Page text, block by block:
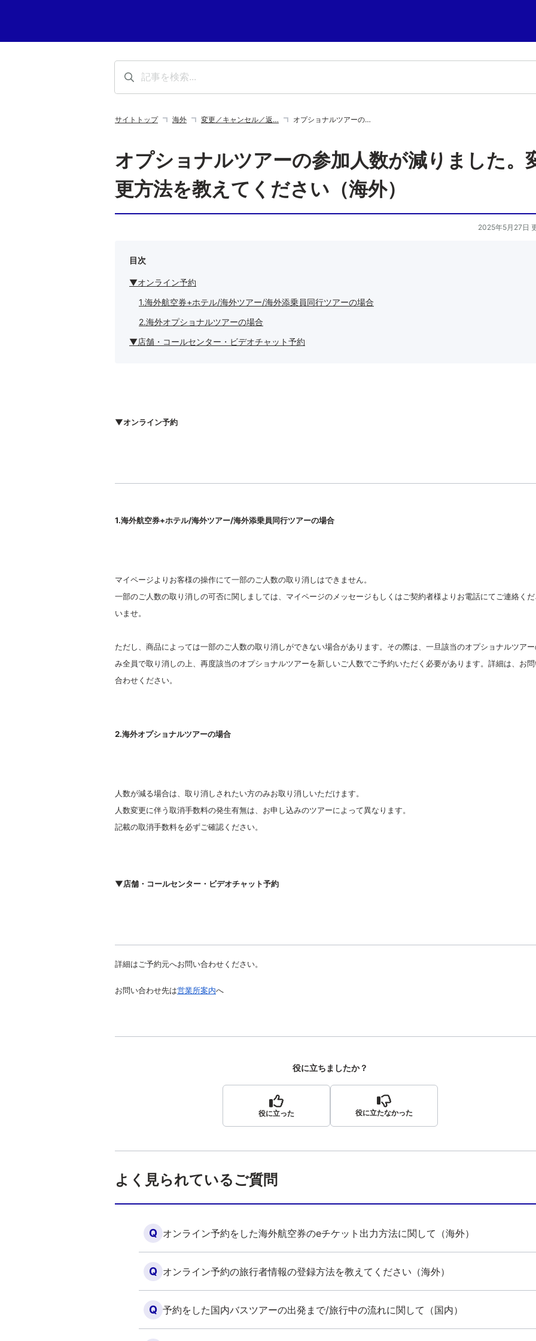
サイトトップ 海外 変更／キャンセル／返… オプショナルツアーの…
オプショナルツアーの参加人数が減りました。
更方法を教えてください（海外）
2025年5月27日
目次
▼オンライン予約
1.海外航空券+ホテル/海外ツアー/海外添乗員同行ツアーの場合
2.海外オプショナルツアーの場合
▼店舗・コールセンター・ビデオチャット予約
▼オンライン予約
1.海外航空券+ホテル/海外ツアー/海外添乗員同行ツアーの場合
マイページよりお客様の操作にて一部のご人数の取り消しはできません。
一部のご人数の取り消しの可否に関しましては、マイページのメッセージもしくはご契約者様よりお電話にてご連絡くだ
いませ。
ただし、商品によっては一部のご人数の取り消しができない場合があります。その際は、一旦該当のオプショナルツア
み全員で取り消しの上、再度該当のオプショナルツアーを新しいご人数でご予約いただく必要があります。詳細は、お
合わせください。
2.海外オプショナルツアーの場合
人数が減る場合は、取り消しされたい方のみお取り消しいただけます。
人数変更に伴う取消手数料の発生有無は、お申し込みのツアーによって異なります。
記載の取消手数料を必ずご確認ください。
▼店舗・コールセンター・ビデオチャット予約
詳細はご予約元へお問い合わせください。
お問い合わせ先は営業所案内へ
役に立ちましたか？
役に立った 役に立たなかった
よく見られているご質問
Q オンライン予約をした海外航空券のeチケット出力方法に関して（海外）
Q オンライン予約の旅行者情報の登録方法を教えてください（海外）
Q 予約をした国内バスツアーの出発まで/旅行中の流れに関して（国内）